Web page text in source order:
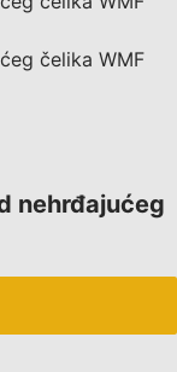
nehrđajućeg